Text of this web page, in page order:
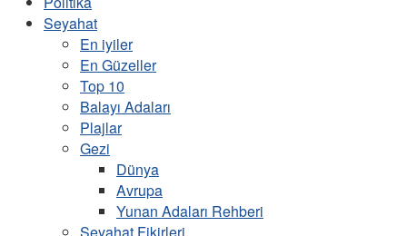
Seyahat
En iyiler
En Güzeller
Top 10
Balayı Adaları
Plajlar
Gezi
Dünya
Avrupa
Yunan Adaları Rehberi